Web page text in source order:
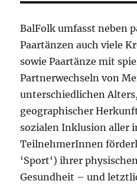
BalFolk umfasst neben
Paartänzen auch viele
sowie Paartänze mit
Partnerwechseln von
unterschiedlichen
geographischer
sozialen Inklusion aller
TeilnehmerInnen
‘Sport‘) ihrer
Gesundheit – und